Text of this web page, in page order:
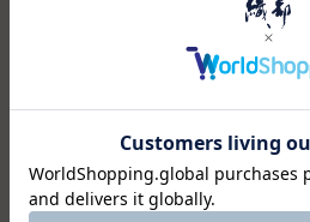
幅が広く大きなハンドルは握りや
生日や御礼の品など、
贈り物としてもおすすめです。